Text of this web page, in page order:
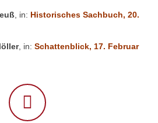
, in: Historisches Sachbuch, 20.
, in: Schattenblick, 17. Februar